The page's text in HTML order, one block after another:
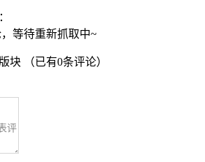
等待重新抓取中~
块 （已有0条评论）
评